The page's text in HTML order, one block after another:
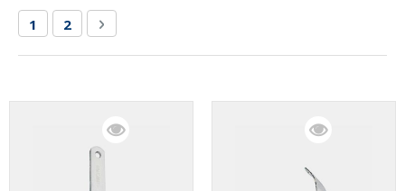
Pagina
Attualmente stai leggendo la pagina
1 Pagina
2 Pagina
Successivo